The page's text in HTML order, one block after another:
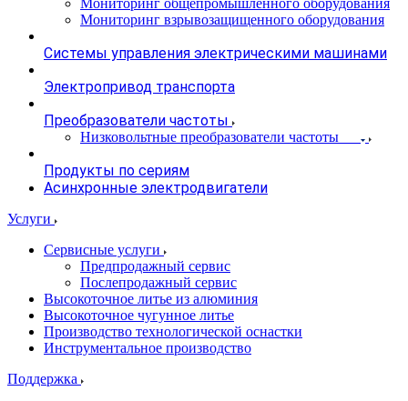
Мониторинг общепромышленного оборудования
Мониторинг взрывозащищенного оборудования
Системы управления электрическими машинами
Электропривод транспорта
Преобразователи частоты
Низковольтные преобразователи частоты
Продукты по сериям
Асинхронные электродвигатели
Услуги
Сервисные услуги
Предпродажный сервис
Послепродажный сервис
Высокоточное литье из алюминия
Высокоточное чугунное литье
Производство технологической оснастки
Инструментальное производство
Поддержка